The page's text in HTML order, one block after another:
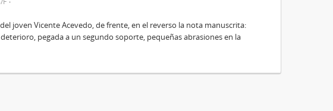
joven Vicente Acevedo, de frente, en el reverso la nota manuscrita:
pegada a un segundo soporte, pequeñas abrasiones en la